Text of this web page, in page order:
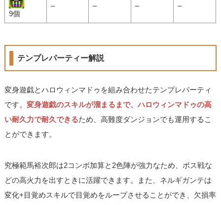
9個
– – – –
テンプレパーティー解説
変身遊戯とハロウィンマドゥを組み合わせたテンプレパーティ
です。変身遊戯のスキルが溜まるまで、ハロウィンマドゥの高
い耐久力で耐久できるため、高難度ダンジョンでも運用するこ
とができます。
究極範馬裕次郎は2コンボ加算と2色陣が強力なため、ボス戦な
どの高火力を出すときに活躍できます。また、ネルギガンテは
変化+目覚めスキルで目覚めをループさせることができ、欠損率